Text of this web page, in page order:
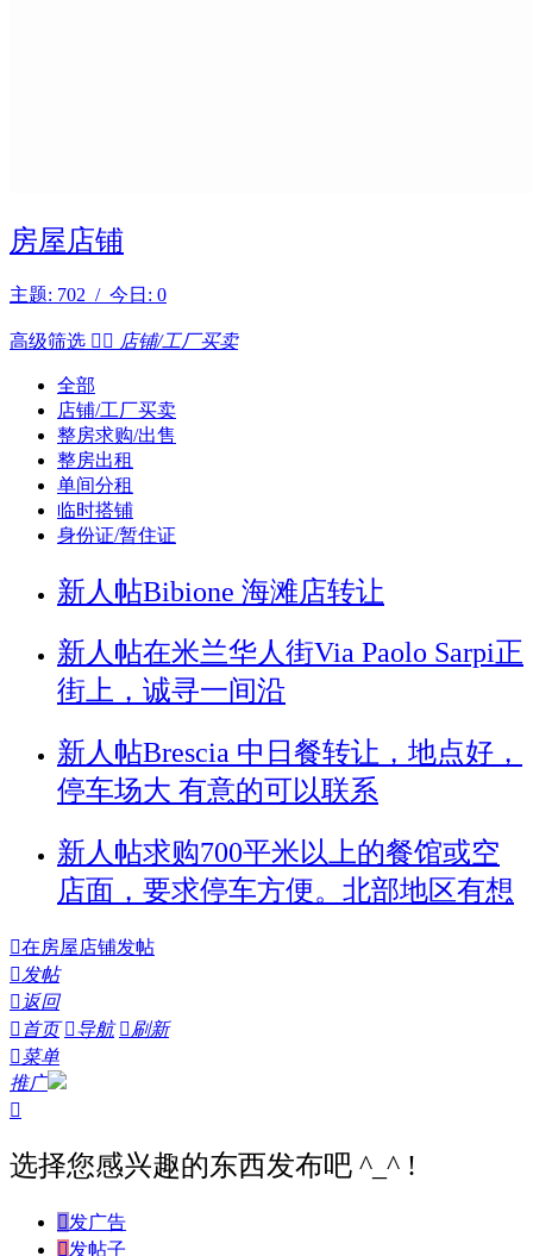
房屋店铺
主题: 702 / 今日: 0
高级筛选   店铺/工厂买卖
全部
店铺/工厂买卖
整房求购/出售
整房出租
单间分租
临时搭铺
身份证/暂住证
新人帖Bibione 海滩店转让
新人帖在米兰华人街Via Paolo Sarpi正
街上，诚寻一间沿
新人帖Brescia 中日餐转让，地点好，
停车场大 有意的可以联系
新人帖求购700平米以上的餐馆或空
店面，要求停车方便。北部地区有想
在房屋店铺发帖
发帖
 返回
 首页 导航 刷新
菜单
推广

选择您感兴趣的东西发布吧 ^_^ !
发广告
发帖子